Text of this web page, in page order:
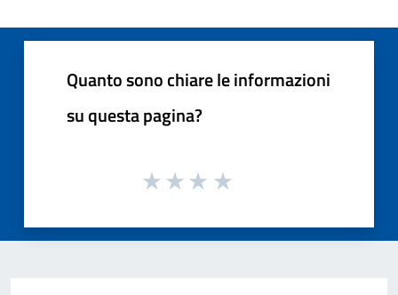
Quanto sono chiare le informazioni
su questa pagina?